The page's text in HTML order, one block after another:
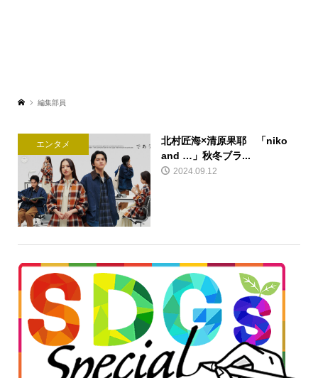
編集部員
エンタメ
北村匠海×清原果耶 「niko
and …」秋冬ブラ...
2024.09.12